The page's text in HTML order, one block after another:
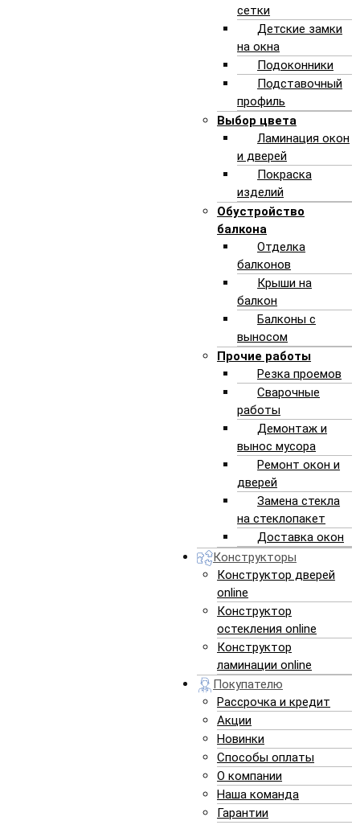
сетки
Детские замки
на окна
Подоконники
Подставочный
профиль
Выбор цвета
Ламинация окон
и дверей
Покраска
изделий
Обустройство
балкона
Отделка
балконов
Крыши на
балкон
Балконы с
выносом
Прочие работы
Резка проемов
Сварочные
работы
Демонтаж и
вынос мусора
Ремонт окон и
дверей
Замена стекла
на стеклопакет
Доставка окон
Конструкторы
Конструктор дверей
online
Конструктор
остекления online
Конструктор
ламинации online
Покупателю
Рассрочка и кредит
Акции
Новинки
Способы оплаты
О компании
Наша команда
Гарантии
НАШИ РАБОТЫ: ОКНА И
ДВЕРИ ИЗ ПВХ И
АЛЮМИНИЯ, ОСТЕКЛЕНИЕ
КОТТЕДЖЕЙ
- это собственное
производство, профессиональная установка, официальная
гарантия качества и постгарантийное сервисное
chevron_right
ПОСМОТРЕТЬ ВСЕ РАБОТЫ (314)